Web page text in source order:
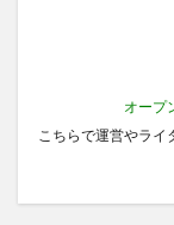
オープ
こちらで運営やライ